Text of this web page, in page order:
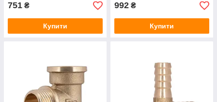
751 ₴
Купити
992 ₴
Купити